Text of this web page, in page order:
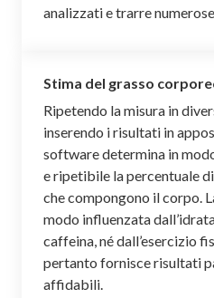
analizzati e trarre
Stima del grasso
Ripetendo la misura in
inserendo i risultati in
software determina in
e ripetibile la percentuale
che compongono il corpo.
modo influenzata
caffeina, né dall’esercizio
pertanto fornisce risultati
affidabili.